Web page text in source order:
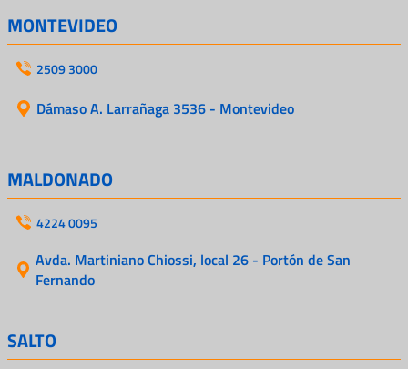
MONTEVIDEO
2509 3000
Dámaso A. Larrañaga 3536 - Montevideo
MALDONADO
4224 0095
Avda. Martiniano Chiossi, local 26 - Portón de San
Fernando
SALTO